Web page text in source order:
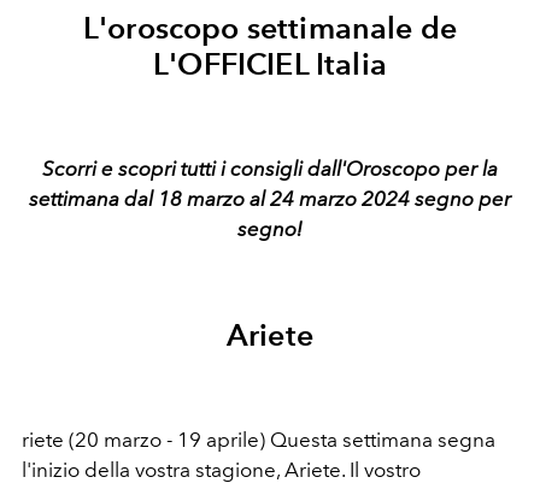
L'oroscopo settimanale de
L'OFFICIEL Italia
Scorri e scopri tutti i consigli dall'Oroscopo per la
settimana dal 18 marzo al 24 marzo 2024 segno per
segno!
Ariete
riete (20 marzo - 19 aprile) Questa settimana segna
l'inizio della vostra stagione, Ariete. Il vostro